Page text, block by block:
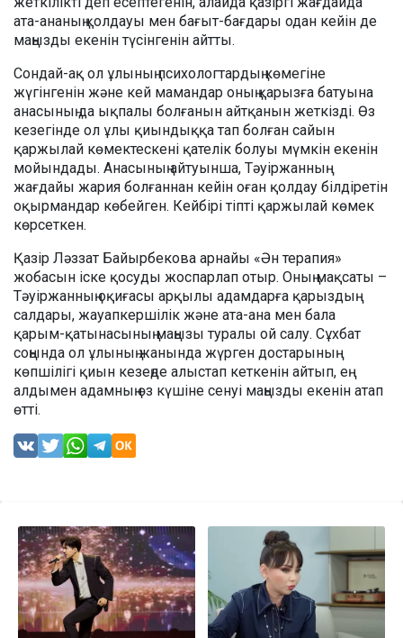
ата-ананың қолдауы мен бағыт-бағдары одан кейін де
маңызды екенін түсінгенін айтты.
Сондай-ақ ол ұлының психологтардың көмегіне
жүгінгенін және кей мамандар оның қарызға батуына
анасының да ықпалы болғанын айтқанын жеткізді. Өз
кезегінде ол ұлы қиындыққа тап болған сайын
қаржылай көмектескені қателік болуы мүмкін екенін
мойындады. Анасының айтуынша, Тәуіржанның
жағдайы жария болғаннан кейін оған қолдау білдіретін
оқырмандар көбейген. Кейбірі тіпті қаржылай көмек
көрсеткен.
Қазір Ләззат Байырбекова арнайы «Ән терапия»
жобасын іске қосуды жоспарлап отыр. Оның мақсаты –
Тәуіржанның оқиғасы арқылы адамдарға қарыздың
салдары, жауапкершілік және ата-ана мен бала
қарым-қатынасының маңызы туралы ой салу. Сұхбат
соңында ол ұлының жанында жүрген достарының
көпшілігі қиын кезеңде алыстап кеткенін айтып, ең
алдымен адамның өз күшіне сенуі маңызды екенін атап
өтті.